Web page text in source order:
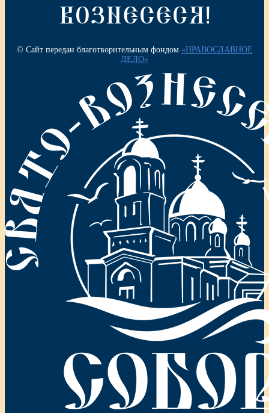
ВОЗНЕСЕСЯ!
© Сайт передан благотворительным фондом «ПРАВОСЛАВНОЕ
ДЕЛО»